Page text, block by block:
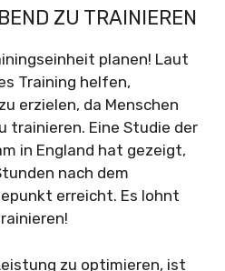
ZU TRAINIEREN
planen! Laut
Training helfen,
erzielen, da Menschen
trainieren. Eine Studie der
in England hat gezeigt,
nach dem
erreicht. Es lohnt
zu optimieren, ist